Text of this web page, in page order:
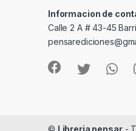
Informacion de
Calle 2 A # 43-45
© Libreria pensar-